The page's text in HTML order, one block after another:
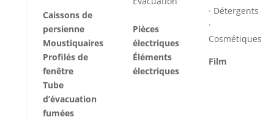
Caissons de
persienne
Moustiquaires
Profilés de
fenêtre
Tube
d’évacuation
fumées
Pièces
électriques
Éléments
électriques
· Détergents
·
Cosmétiques
Film